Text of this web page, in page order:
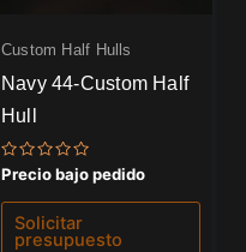
Custom Half Hulls
Navy 44-Custom Half
Hull
Valorado
0
de
Precio bajo pedido
Solicitar
presupuesto